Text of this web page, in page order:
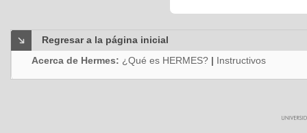
Regresar a la página inicial
Acerca de Hermes: ¿Qué es HERMES? | Instructivos